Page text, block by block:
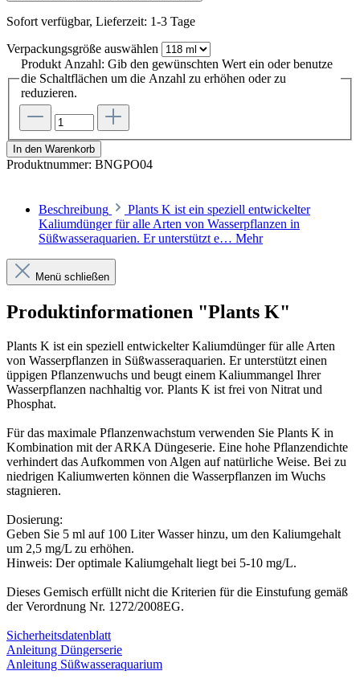
Sofort verfügbar, Lieferzeit: 1-3 Tage
Verpackungsgröße auswählen
Produkt Anzahl: Gib den gewünschten Wert ein oder benutze
die Schaltflächen um die Anzahl zu erhöhen oder zu
reduzieren.
In den Warenkorb
Produktnummer: BNGPO04
Beschreibung
Plants K ist ein speziell entwickelter
Kaliumdünger für alle Arten von Wasserpflanzen in
Süßwasseraquarien. Er unterstützt e… Mehr
Menü schließen
Produktinformationen "Plants K"
Plants K ist ein speziell entwickelter Kaliumdünger für alle Arten
von Wasserpflanzen in Süßwasseraquarien. Er unterstützt einen
üppigen Pflanzenwuchs und beugt einem Kaliummangel Ihrer
Wasserpflanzen nachhaltig vor. Plants K ist frei von Nitrat und
Phosphat.
Für das maximale Pflanzenwachstum verwenden Sie Plants K in
Kombination mit der ARKA Düngeserie. Eine hohe Pflanzendichte
verhindert das Aufkommen von Algen auf natürliche Weise. Bei zu
niedrigen Kaliumwerten können die Wasserpflanzen im Wuchs
stagnieren.
Dosierung:
Geben Sie 5 ml auf 100 Liter Wasser hinzu, um den Kaliumgehalt
um 2,5 mg/L zu erhöhen.
Hinweis: Der optimale Kaliumgehalt liegt bei 5-10 mg/L.
Dieses Gemisch erfüllt nicht die Kriterien für die Einstufung gemäß
der Verordnung Nr. 1272/2008EG.
Sicherheitsdatenblatt
Anleitung Düngerserie
Anleitung Süßwasseraquarium